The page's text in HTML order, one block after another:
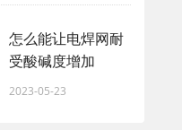
怎么能让电焊网耐
受酸碱度增加
2023-05-23